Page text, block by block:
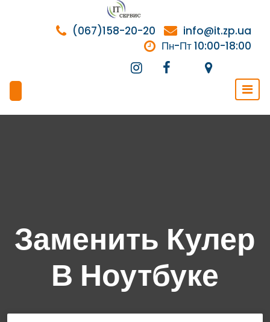
содержимому
info@it.zp.ua
(067)158-20-20
Пн-Пт 10:00-18:00
Заменить Кулер
В Ноутбуке